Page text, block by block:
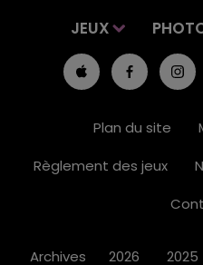
JEUX
Plan du site
Règlement des jeux
Archives 2026 2025